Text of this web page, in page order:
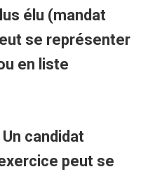
élu (mandat
se représenter
en liste
candidat
peut se